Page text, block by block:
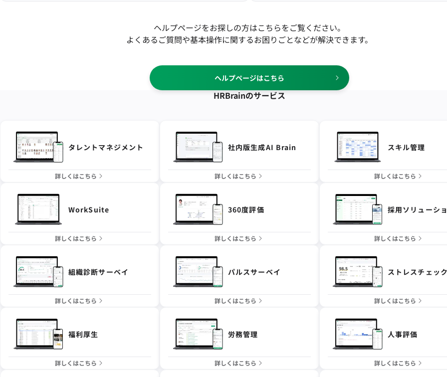
ヘルプページをお探しの方はこちらをご覧ください。
よくあるご質問や基本操作に関するお困りごとなどが解決できます。
ヘルプページはこちら
HRBrainのサービス
タレントマネジメント
詳しくはこちら
社内版生成AI Brain
詳しくはこちら
スキル管理
詳しくはこちら
WorkSuite
詳しくはこちら
360度評価
詳しくはこちら
採用ソリューシ
詳しくはこちら
組織診断サーベイ
詳しくはこちら
パルスサーベイ
詳しくはこちら
ストレスチェッ
詳しくはこちら
福利厚生
詳しくはこちら
労務管理
詳しくはこちら
人事評価
詳しくはこちら